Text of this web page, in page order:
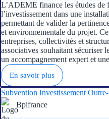
L’ADEME finance les études de
l’investissement dans une
permettant de valider la
et environnementale du projet.
entreprises, collectivités et
associatives souhaitant sécuriser
un accompagnement expert et
En savoir plus
Subvention Investissement
Bpifrance